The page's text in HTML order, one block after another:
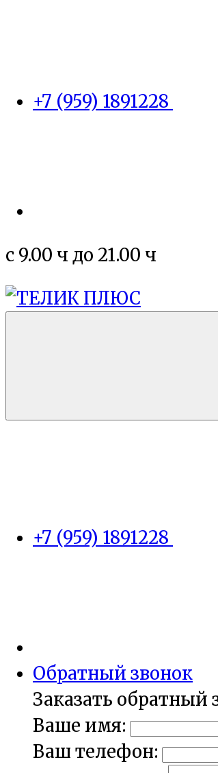
+7 (959) 1891228
c 9.00 ч до 21.00 ч
+7 (959) 1891228
Обратный звонок
Заказать обратный
Ваше имя:
Ваш телефон: